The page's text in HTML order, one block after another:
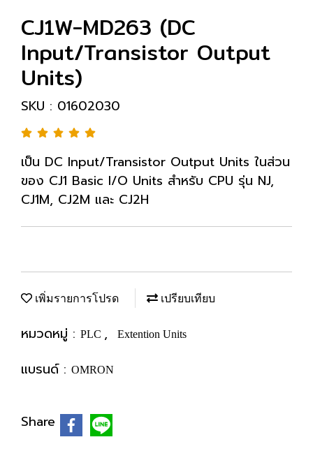
CJ1W-MD263 (DC
Input/Transistor Output
Units)
SKU : 01602030
เป็น DC Input/Transistor Output Units ในส่วน
ของ CJ1 Basic I/O Units สำหรับ CPU รุ่น NJ,
CJ1M, CJ2M และ CJ2H
เพิ่มรายการโปรด เปรียบเทียบ
หมวดหมู่ : PLC , Extention Units
แบรนด์ : OMRON
Share